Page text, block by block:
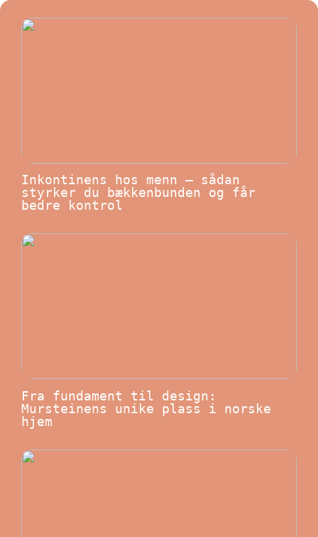
Inkontinens hos menn – sådan
styrker du bækkenbunden og får
bedre kontrol
Fra fundament til design:
Mursteinens unike plass i norske
hjem